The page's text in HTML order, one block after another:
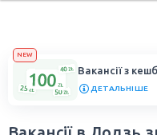
NEW
Вакансії з
ДЕТАЛЬНІШЕ